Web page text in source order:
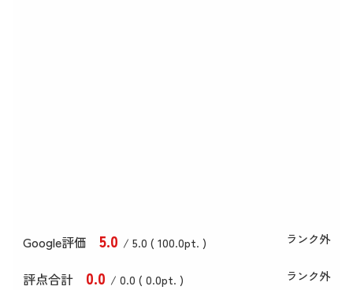
Google評価 5.0 / 5.0 ( 100.0pt. ) ランク外
評点合計 0.0 / 0.0 ( 0.0pt. ) ランク外